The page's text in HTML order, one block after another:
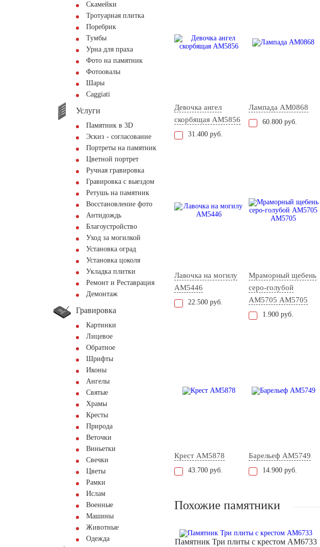
Скамейки
Тротуарная плитка
Поребрик
Тумбы
Урна для праха
Фото на памятник
Фотоовалы
Шары
Сaggiati
Услуги
Памятник в 3D
Эскиз - согласование
Портреты на памятник
Цветной портрет
Ручная гравировка
Гравировка с выездом
Ретушь на памятник
Восстановление фото
Антидождь
Благоустройство
Уход за могилкой
Установка оград
Установка цоколя
Укладка плитки
Ремонт и Реставрация
Демонтаж
Гравировка
Картинки
Лицевое
Обратное
Шрифты
Иконы
Ангелы
Святые
Храмы
Кресты
Природа
Веточки
Виньетки
Свечки
Цветы
Рамки
Ислам
Военные
Машины
Животные
Одежда
Девочка ангел
скорбящая AM5856
31.400 руб.
Лампада AM0868
60.800 руб.
Лавочка на могилу
AM5446
22.500 руб.
Мраморный щебень
серо-голубой
АМ5705 AM5705
1.900 руб.
Крест AM5878
43.700 руб.
Барельеф AM5749
14.900 руб.
Похожие памятники
Памятник Три плиты с крестом AM6733